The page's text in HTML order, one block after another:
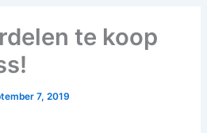
te koop
7, 2019